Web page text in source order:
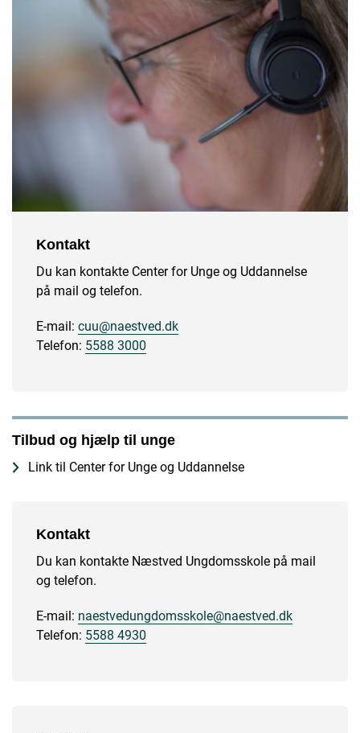
Kontakt
Du kan kontakte Center for Unge og Uddannelse
på mail og telefon.
E-mail: cuu@naestved.dk
Telefon: 5588 3000
Tilbud og hjælp til unge
Link til Center for Unge og Uddannelse
Kontakt
Du kan kontakte Næstved Ungdomsskole på mail
og telefon.
E-mail: naestvedungdomsskole@naestved.dk
Telefon: 5588 4930